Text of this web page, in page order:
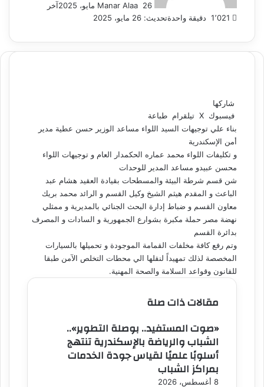
Manar Alaa 26 مايو، 2025
آخر
تحديث: 26 مايو، 2025دقيقة واحدة
شاركها
فيسبوك ‫X تيلقرام طباعة
بناء علي توجيهات السيد اللواء مساعد الوزير حسن عطية مدير
أمن الإسكندرية
و تكليفات اللواء محمد عماره الحكمدار العام و توجيهات اللواء
محسن عبيدو مساعد المدير للوحدات
شن قسم شرطة البيئة والمسطحات بقيادة العقيد هشام عبد
الباعث و المقدم هيثم الشيخ وكيل القسم و الرائد محمد بريك
معاون القسم و ضباط إدارة البحث الجنائي بالمديرية و ممثلي
نهضة مصر حملة مكبرة بشوارع الجمهورية و السادات و المصرف
بدائرة القسم
وتم رفع كافة مخلفات القمامة الموجودة و تحميلها بالسيارات
المخصصة لذلك تمهيداً لنقلها الي محطات التخلص الآمن طبقا
للقانون وقواعد السلامة والصحة المهنية.
مقالات ذات صلة
«صوت المستفيد.. بوصلة التطوير»..
الشباب والرياضة بالإسكندرية تنتهج
أسلوبًا علميًا لقياس جودة الخدمات
بمراكز الشباب
8 أغسطس، 2026